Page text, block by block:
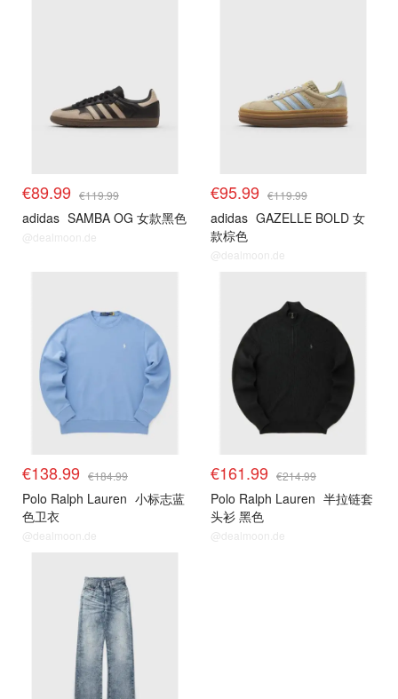
€89.99 €119.99
adidas SAMBA OG 女款黑色
@dealmoon.de
€95.99 €119.99
adidas GAZELLE BOLD 女
款棕色
@dealmoon.de
€138.99 €184.99
Polo Ralph Lauren 小标志蓝
色卫衣
@dealmoon.de
€161.99 €214.99
Polo Ralph Lauren 半拉链套
头衫 黑色
@dealmoon.de